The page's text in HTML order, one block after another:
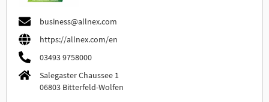
business@allnex.com
https://allnex.com/en
03493 9758000
Salegaster Chaussee 1
06803 Bitterfeld-Wolfen